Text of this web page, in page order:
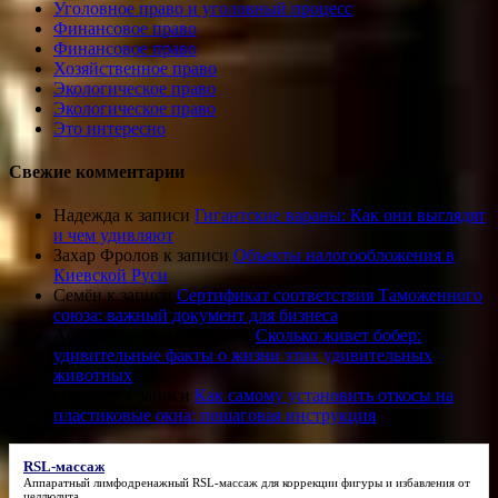
Уголовное право и уголовный процесс
Финансовое право
Финансовое право
Хозяйственное право
Экологическое право
Экологическое право
Это интересно
Свежие комментарии
Надежда к записи Гигантские вараны: Как они выглядят
и чем удивляют
Захар Фролов к записи Объекты налогообложения в
Киевской Руси
Семёнк записи Сертификат соответствия Таможенного
союза: важный документ для бизнеса
Сколько живет бобер:
удивительные факты о жизни этих удивительных
животных
к записи Как самому установить откосы на
пластиковые окна: пошаговая инструкция
RSL-массаж
Аппаратный лимфодренажный RSL-массаж для коррекции фигуры и избавления от